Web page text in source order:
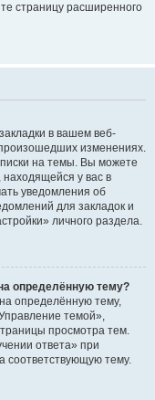
страницу расширенного
в вашем веб-
изменениях.
на темы. Вы можете
у вас в
уведомления об
для закладок и
личного раздела.
определённую тему?
определённую тему,
темой»,
просмотра тем.
ответа» при
соответствующую тему.